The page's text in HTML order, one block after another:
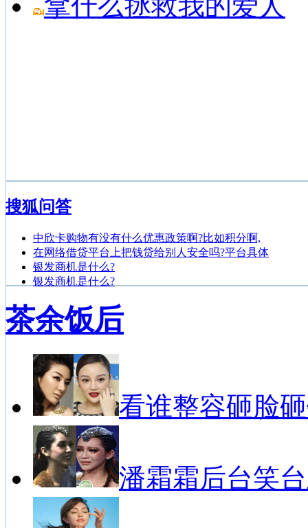
拿什么拯救我的爱人
搜狐问答
中欣卡购物有没有什么优惠政策啊?比如积分啊,
在网络借贷平台上把钱贷给别人安全吗?平台具体
银发商机是什么?
银发商机是什么?
茶余饭后
看谁整容砸脸
潘霜霜后台笑